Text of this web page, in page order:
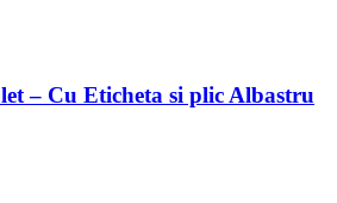
– Cu Eticheta si plic Albastru